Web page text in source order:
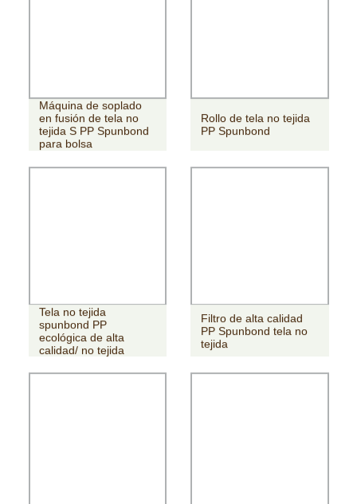
Máquina de soplado
en fusión de tela no
tejida S PP Spunbond
para bolsa
Rollo de tela no tejida
PP Spunbond
Tela no tejida
spunbond PP
ecológica de alta
calidad/ no tejida
Filtro de alta calidad
PP Spunbond tela no
tejida